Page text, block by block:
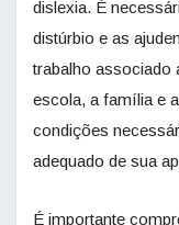
dislexia. É
distúrbio e as
trabalho associado
escola, a família e
condições
adequado de sua
É importante